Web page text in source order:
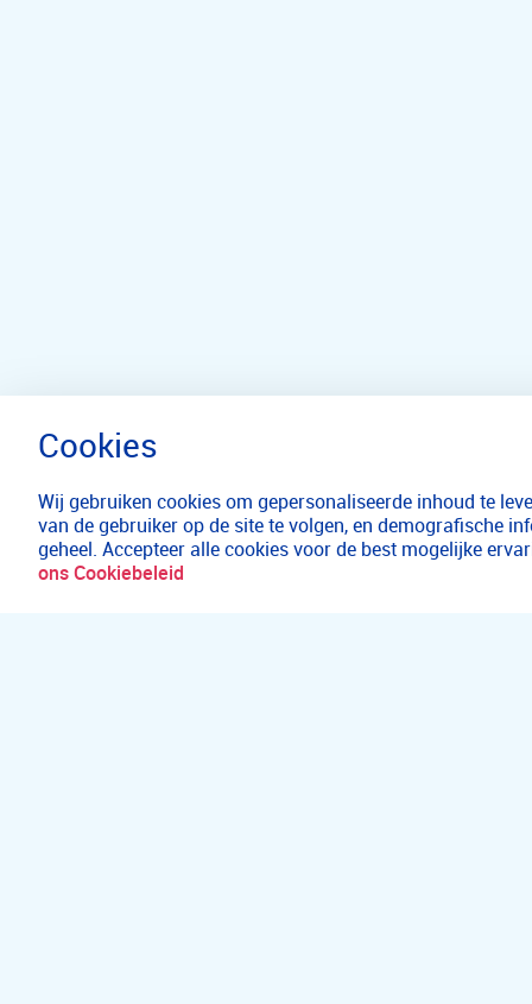
Wij gebruiken cookies om gepersonaliseerde inhoud te
van de gebruiker op de site te volgen, en demografische
geheel. Accepteer alle cookies voor de best mogelijke
ons Cookiebeleid